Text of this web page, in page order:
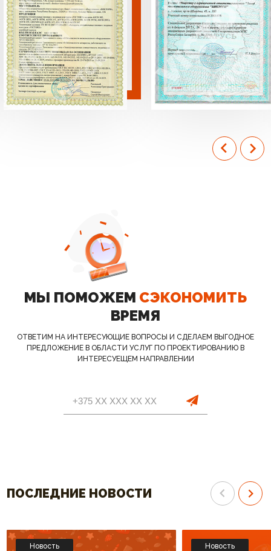
МЫ ПОМОЖЕМ СЭКОНОМИТЬ
ВРЕМЯ
ОТВЕТИМ НА ИНТЕРЕСУЮЩИЕ ВОПРОСЫ И СДЕЛАЕМ ВЫГОДНОЕ
ПРЕДЛОЖЕНИЕ В ОБЛАСТИ УСЛУГ ПО ПРОЕКТИРОВАНИЮ В
ИНТЕРЕСУЕЩЕМ НАПРАВЛЕНИИ
ПОСЛЕДНИЕ НОВОСТИ
Новость Новость